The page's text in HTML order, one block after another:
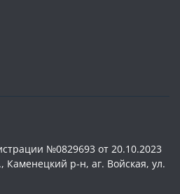
№0829693 от 20.10.2023
Каменецкий р-н, аг. Войская, ул.